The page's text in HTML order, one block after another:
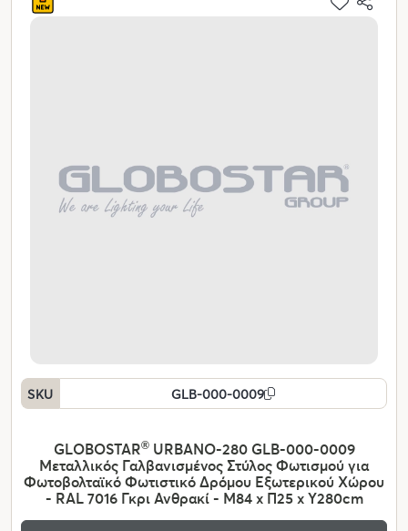
SKU GLB-000-0009
GLOBOSTAR®URBANO-280 GLB-000-0009
Μεταλλικός Γαλβανισμένος Στύλος Φωτισμού για
Φωτοβολταϊκό Φωτιστικό Δρόμου Εξωτερικού Χώρου
- RAL 7016 Γκρι Ανθρακί - Μ84 x Π25 x Υ280cm